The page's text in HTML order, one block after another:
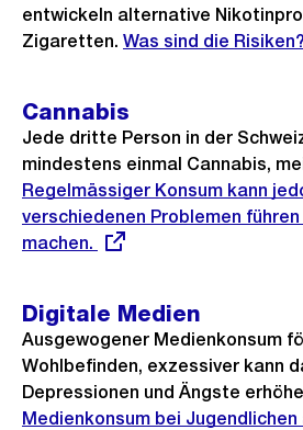
entwickeln alternative
Zigaretten. Externer
Was sind die Risiken?
Cannabis
Jede dritte Person in der
mindestens einmal Cannabis,
Regelmässiger Konsum kann
verschiedenen Problemen
machen.
Digitale Medien
Ausgewogener Medienkonsum
Wohlbefinden, exzessiver kann
Depressionen und Ängste
Medienkonsum bei Jugendlichen